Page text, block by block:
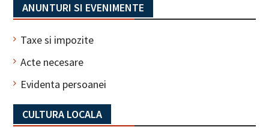
ANUNTURI SI EVENIMENTE
Taxe si impozite
Acte necesare
Evidenta persoanei
CULTURA LOCALA